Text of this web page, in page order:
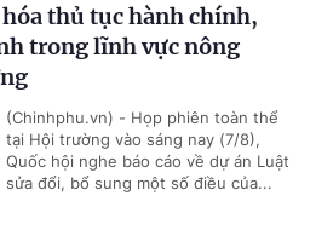
thủ tục hành chính,
trong lĩnh vực nông
(Chinhphu.vn) - Họp phiên toàn thể
tại Hội trường vào sáng nay (7/8),
Quốc hội nghe báo cáo về dự án Luật
sửa đổi, bổ sung một số điều của...